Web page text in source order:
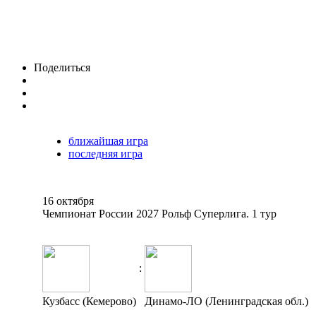
Поделиться
ближайшая игра
последняя игра
16 октября
Чемпионат России 2027 Рольф Суперлига. 1 тур
:
Кузбасс (Кемерово)
Динамо-ЛО (Ленинградская обл.)